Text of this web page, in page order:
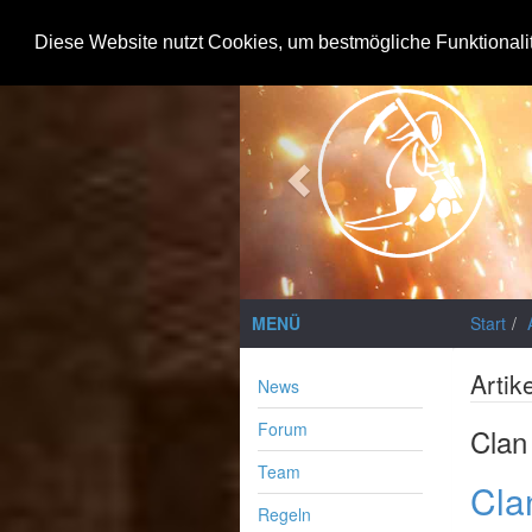
Diese Website nutzt Cookies, um bestmögliche
Notice: Trying to access array offset on value of type null in/var/
Previous
MENÜ
News
Forum
Team
Regeln
Start